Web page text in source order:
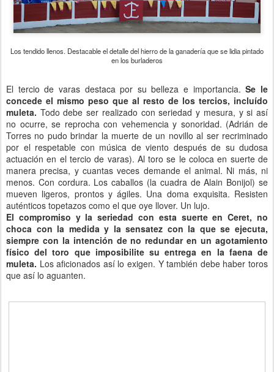
Los tendido llenos. Destacable el detalle del hierro de la ganadería que se lidia pintado
en los burladeros
El tercio de varas destaca por su belleza e importancia.Se le
concede el mismo peso que al resto de los tercios, incluído
muleta. Todo debe ser realizado con seriedad y mesura, y si así
no ocurre, se reprocha con vehemencia y sonoridad. (Adrián de
Torres no pudo brindar la muerte de un novillo al ser recriminado
por el respetable con música de viento después de su dudosa
actuación en el tercio de varas). Al toro se le coloca en suerte de
manera precisa, y cuantas veces demande el animal. Ni más, ni
menos. Con cordura. Los caballos (la cuadra de Alain Bonijol) se
mueven ligeros, prontos y ágiles. Una doma exquisita. Resisten
auténticos topetazos como el que oye llover. Un lujo.
El compromiso y la seriedad con esta suerte en Ceret, no
choca con la medida y la sensatez con la que se ejecuta,
siempre con la intención de no redundar en un agotamiento
físico del toro que imposibilite su entrega en la faena de
muleta. Los aficionados así lo exigen. Y también debe haber toros
que así lo aguanten.